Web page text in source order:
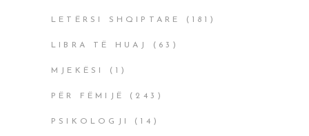
LETËRSI SHQIPTARE (181)
LIBRA TË HUAJ (63)
MJEKËSI (1)
PËR FËMIJË (243)
PSIKOLOGJI (14)